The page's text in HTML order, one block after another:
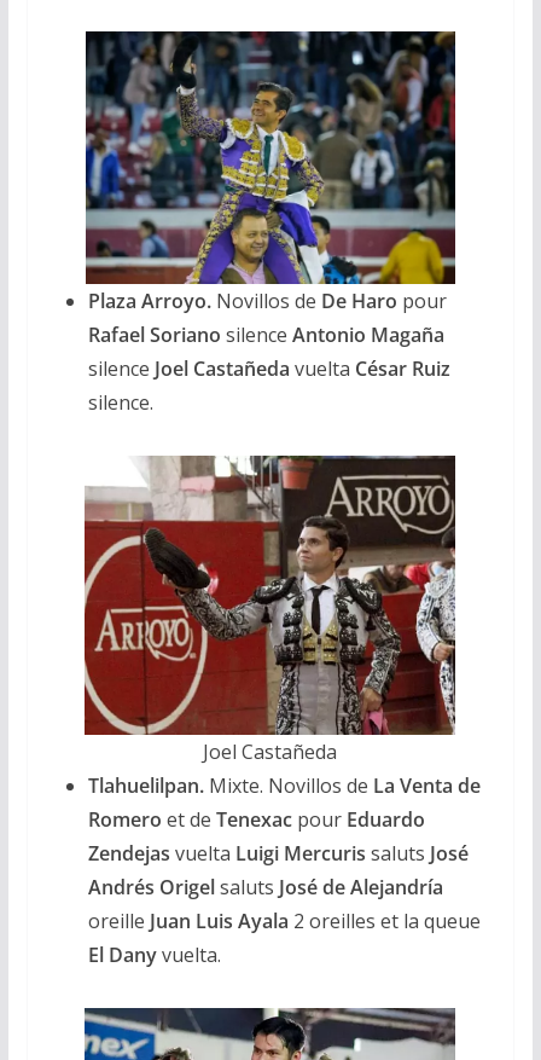
Plaza Arroyo.Novillos de De Haro pour
Rafael Soriano silence Antonio Magaña
silence Joel Castañeda vuelta César Ruiz
silence.
Joel Castañeda
Tlahuelilpan.Mixte. Novillos de La Venta de
Romero et de Tenexacpour Eduardo
Zendejas vuelta Luigi Mercuris saluts José
Andrés Origelsaluts José de Alejandría
oreille Juan Luis Ayala 2 oreilles et la queue
El Danyvuelta.